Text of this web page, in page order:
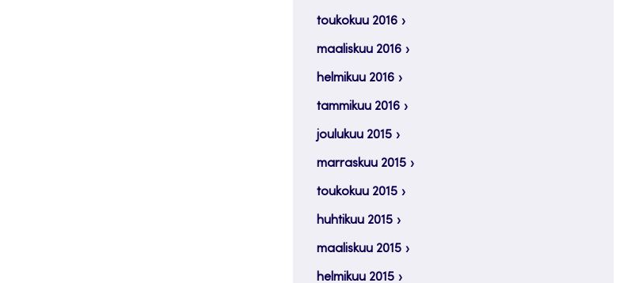
toukokuu 2016
maaliskuu 2016
helmikuu 2016
tammikuu 2016
joulukuu 2015
marraskuu 2015
toukokuu 2015
huhtikuu 2015
maaliskuu 2015
helmikuu 2015